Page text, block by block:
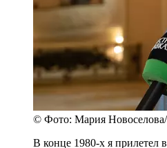
© Фото: Мария
В конце 1980-х я прилетел